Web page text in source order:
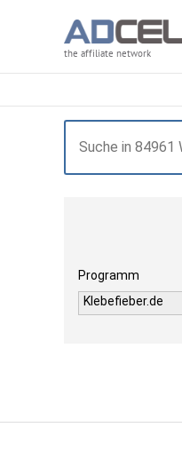
the affiliate network
Programm
Klebefieber.de